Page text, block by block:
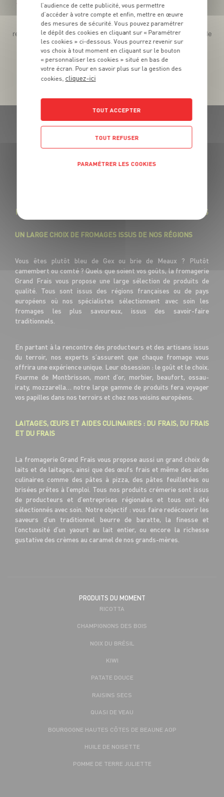
Téléchargez l’App pour profiter d’offres exclusives !
Des promos exclusives, des récompenses généreuses, des
recettes gourmandes, des jeux inédits... le tout dans une seule
app !
GRAND FRAIS, LE MEILLEUR
RÉGIONAUX SAVOUREUX ET DES LAITAGES FRAIS
UN LARGE CHOIX DE FROMAGES ISSUS DE NOS RÉGIONS
Vous êtes plutôt bleu de Gex ou brie de Meaux ? Plutôt
camembert ou comté ? Quels que soient vos goûts, la fromagerie
Grand Frais vous propose une large sélection de produits de
qualité. Tous sont issus des régions françaises ou de pays
européens où nos spécialistes sélectionnent avec soin les
fromages les plus savoureux, issus des savoir-faire
traditionnels.
En partant à la rencontre des producteurs et des artisans issus
du terroir, nos experts s’assurent que chaque fromage vous
offrira une expérience unique. Leur obsession : le goût et le choix.
Fourme de Montbrisson, mont d’or, morbier, beaufort, ossau-
iraty, mozzarella… notre large gamme de produits fera voyager
vos papilles dans nos terroirs et chez nos voisins européens.
LAITAGES, ŒUFS ET AIDES CULINAIRES : DU FRAIS, DU FRAIS
ET DU FRAIS
La fromagerie Grand Frais vous propose aussi un grand choix de
laits et de laitages, ainsi que des œufs frais et même des aides
culinaires comme des pâtes à pizza, des pâtes feuilletées ou
brisées prêtes à l’emploi. Tous nos produits crémerie sont issus
de producteurs et d’entreprises régionales et tous ont été
sélectionnés avec soin. Notre objectif : vous faire redécouvrir les
saveurs d’un traditionnel beurre de baratte, la finesse et
l’onctuosité d’un yaourt au lait entier, ou encore la richesse
gustative des crèmes au caramel de nos grands-mères.
PRODUITS DU MOMENT
RICOTTA
CHAMPIGNONS DES BOIS
NOIX DU BRÉSIL
KIWI
PATATE DOUCE
RAISINS SECS
QUASI DE VEAU
BOURGOGNE HAUTES CÔTES DE BEAUNE AOP
HUILE DE NOISETTE
POMME DE TERRE JULIETTE
l’audience de cette publicité, vous permettre
d’accéder à votre compte et enfin, mettre en œuvre
des mesures de sécurité. Vous pouvez paramétrer
le dépôt des cookies en cliquant sur « Paramétrer
les cookies » ci-dessous. Vous pourrez revenir sur
vos choix à tout moment en cliquant sur le bouton
« personnaliser les cookies » situé en bas de
votre écran. Pour en savoir plus sur la gestion des
cookies, cliquez-ici
TOUT ACCEPTER
TOUT REFUSER
PARAMÉTRER LES COOKIES